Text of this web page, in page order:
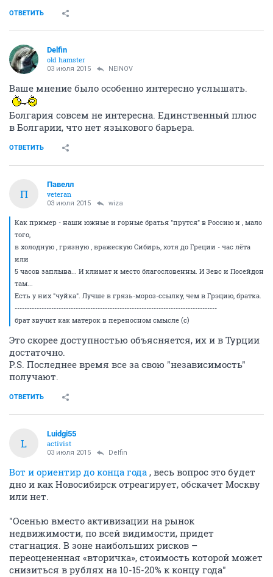
ОТВЕТИТЬ
Delfin
old hamster
03 июля 2015 NEINOV
Ваше мнение было особенно интересно услышать.
Болгария совсем не интересна. Единственный плюс
в Болгарии, что нет языкового барьера.
ОТВЕТИТЬ
П
Павелл
veteran
03 июля 2015 wiza
Как пример - наши южные и горные братья "прутся" в Россию и , мало
того,
в холодную , грязную , вражескую Сибирь, хотя до Греции - час лёта
или
5 часов заплыва... И климат и место благословенны. И Зевс и Посейдон
там...
Есть у них "чуйка". Лучше в грязь-мороз-ссылку, чем в Грэцию, братка.
-----------------------------------------------------------------------------------
брат звучит как матерок в переносном смысле (с)
Это скорее доступностью объясняется, их и в Турции
достаточно.
P.S. Последнее время все за свою "независимость"
получают.
ОТВЕТИТЬ
L
Luidgi55
activist
03 июля 2015 Delfin
Вот и ориентир до конца года , весь вопрос это будет
дно и как Новосибирск отреагирует, обскачет Москву
или нет.
"Осенью вместо активизации на рынок
недвижимости, по всей видимости, придет
стагнация. В зоне наибольших рисков –
переоцененная «вторичка», стоимость которой может
снизиться в рублях на 10-15-20% к концу года"